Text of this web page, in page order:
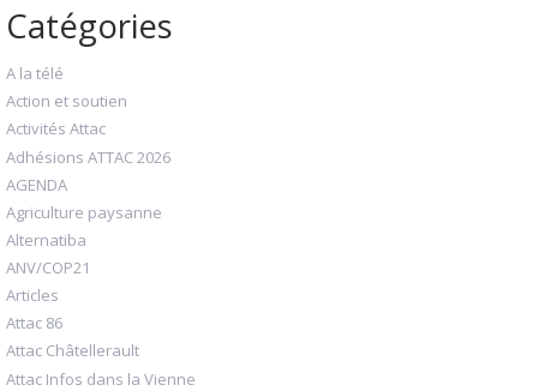
Catégories
A la télé
Action et soutien
Activités Attac
Adhésions ATTAC 2026
AGENDA
Agriculture paysanne
Alternatiba
ANV/COP21
Articles
Attac 86
Attac Châtellerault
Attac Infos dans la Vienne